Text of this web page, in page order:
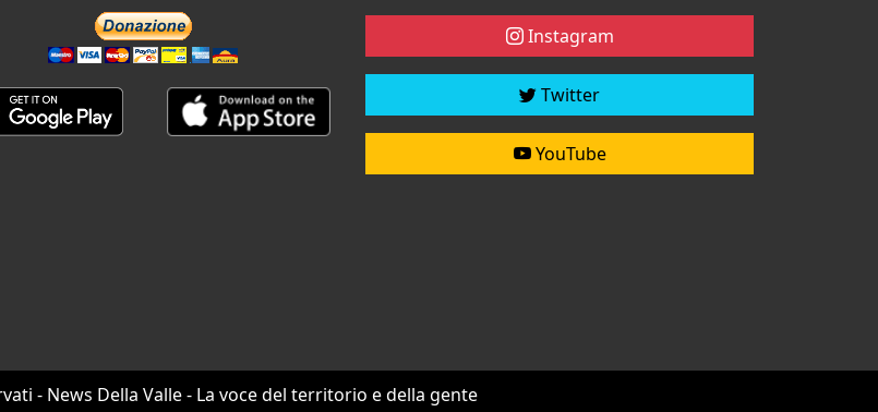
Instagram
Twitter
YouTube
- News Della Valle - La voce del territorio e della gente